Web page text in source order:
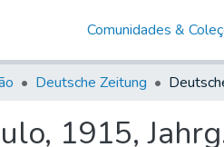
Comunidades &
Deutsche Zeitung
1915,